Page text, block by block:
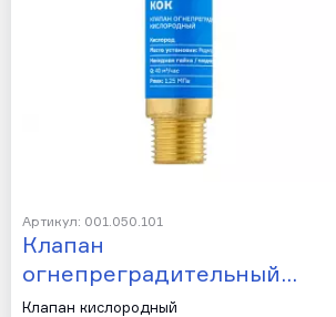
Артикул: 001.050.101
Клапан
огнепреградительный…
Клапан кислородный